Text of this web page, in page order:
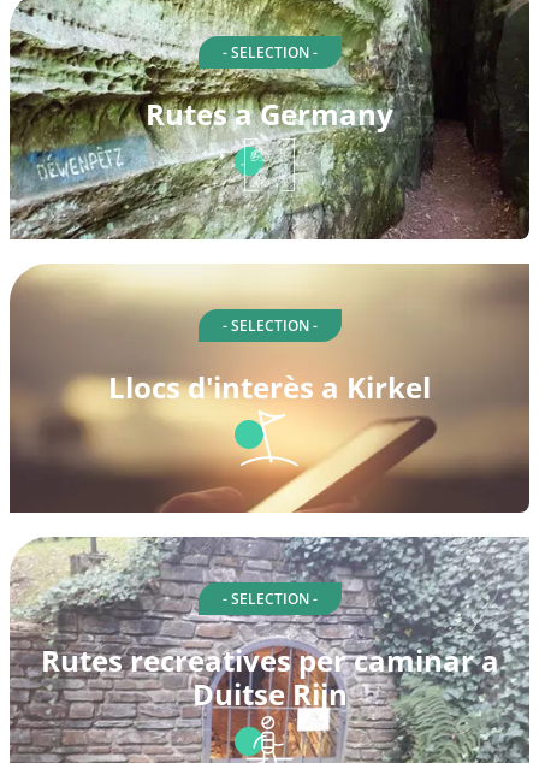
- SELECTION -
Rutes a Germany
- SELECTION -
Llocs d'interès a Kirkel
- SELECTION -
Rutes recreatives per caminar a
Duitse Rijn